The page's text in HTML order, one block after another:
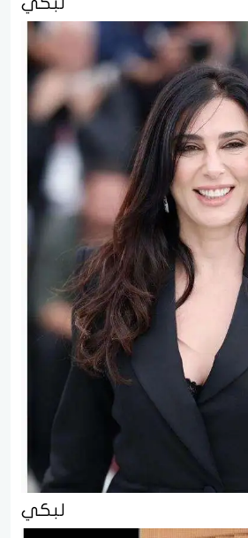
لبكي